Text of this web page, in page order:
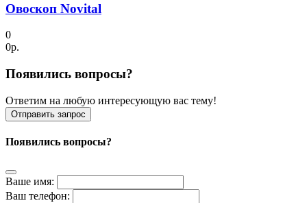
Овоскоп Novital
0
0р.
Появились вопросы?
Ответим на любую интересующую вас тему!
Отправить запрос
Появились вопросы?
Ваше имя:
Ваш телефон: